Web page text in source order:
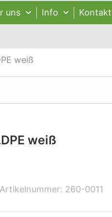
uns Info Kontakt
weiß
weiß
Artikelnummer: 260-0011